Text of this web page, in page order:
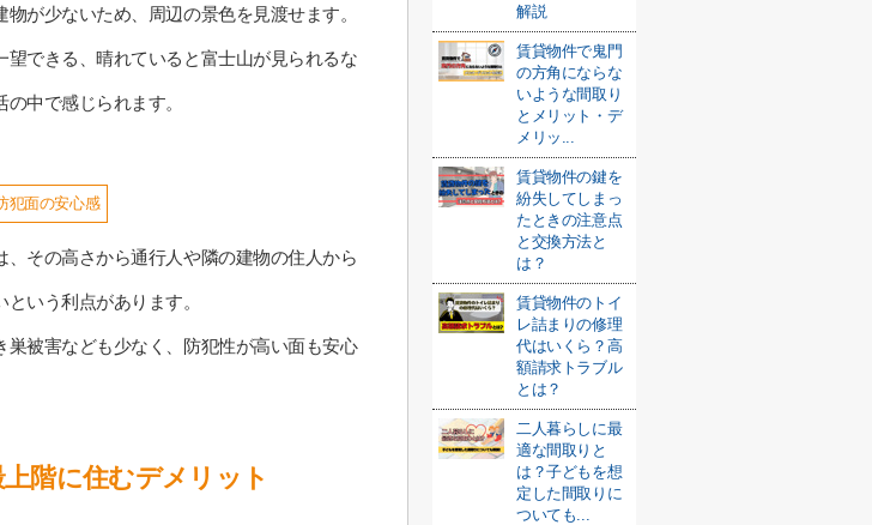
が少ないため、周辺の景色を見渡せます。
望できる、晴れていると富士山が見られるな
中で感じられます。
犯面の安心感
、その高さから通行人や隣の建物の住人から
いう利点があります。
巣被害なども少なく、防犯性が高い面も安心
階に住むデメリット
解説
賃貸物件で鬼門
の方角にならな
いような間取り
とメリット・デ
メリッ...
賃貸物件の鍵を
紛失してしまっ
たときの注意点
と交換方法と
は？
賃貸物件のトイ
レ詰まりの修理
代はいくら？高
額請求トラブル
とは？
二人暮らしに最
適な間取りと
は？子どもを想
定した間取りに
ついても...